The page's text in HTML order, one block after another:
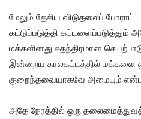
மேலும் தேசிய விடுதலைப்
கட்டுப்படுத்தி கட்டளைப்படுத்தும்
மக்களினது சுதந்திரமான
இன்றைய காலகட்டத்தில் மக்களை
குறைந்தவையாகவே அமையும்
அதே நேரத்தில் ஒரு